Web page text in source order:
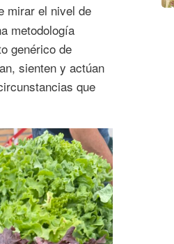
mirar el nivel de
metodología
genérico de
sienten y actúan
que